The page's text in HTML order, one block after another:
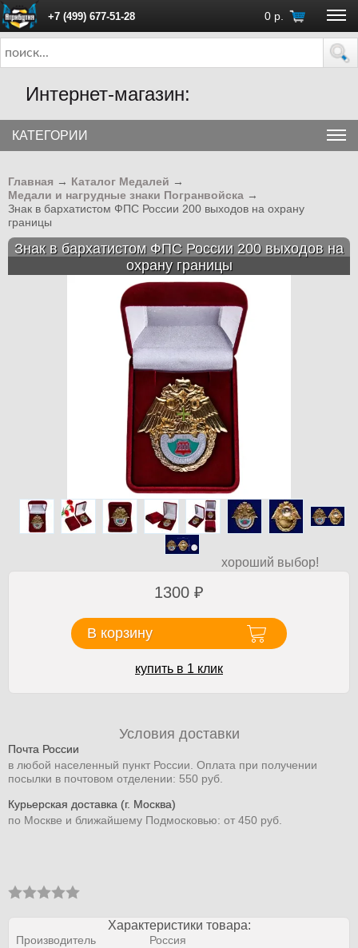
+7 (499) 677-51-28 0 р.
ПН - ПТ с 10:00 до 18:00 (Москва)
Интернет-магазин:
КАТЕГОРИИ
Главная → Каталог Медалей →
Медали и нагрудные знаки Погранвойска →
Знак в бархатистом ФПС России 200 выходов на охрану
границы
Знак в бархатистом ФПС России 200 выходов на
охрану границы
хороший выбор!
1300 ₽
В корзину
купить в 1 клик
Условия доставки
Почта России
в любой населенный пункт России. Оплата при получении
посылки в почтовом отделении: 550 руб.
Курьерская доставка (г. Москва)
по Москве и ближайшему Подмосковью: от 450 руб.
Характеристики товара:
Производитель
Россия